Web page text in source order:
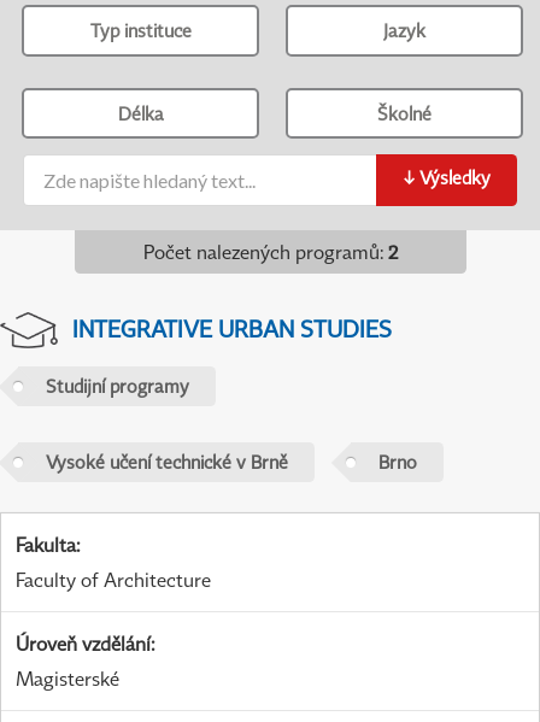
Typ instituce Jazyk
Délka Školné
↓ Výsledky
Počet nalezených programů: 2
INTEGRATIVE URBAN STUDIES
Studijní programy
Vysoké učení technické v Brně Brno
Fakulta:
Faculty of Architecture
Úroveň vzdělání:
Magisterské